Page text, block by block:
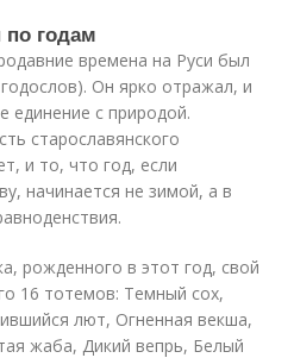
по годам
времена на Руси был
Он ярко отражал, и
единение с природой.
старославянского
и то, что год, если
начинается не зимой, а в
рожденного в этот год, свой
16 тотемов: Темный сох,
лют, Огненная векша,
жаба, Дикий вепрь, Белый